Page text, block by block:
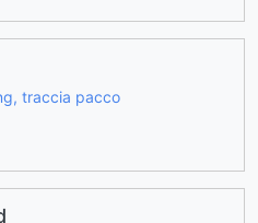
traccia pacco